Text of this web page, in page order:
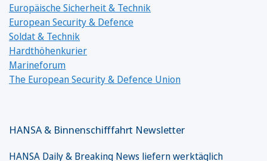
Europäische Sicherheit & Technik
European Security & Defence
Soldat & Technik
Hardthöhenkurier
Marineforum
The European Security & Defence Union
HANSA & Binnenschifffahrt Newsletter
HANSA Daily & Breaking News liefern werktäglich